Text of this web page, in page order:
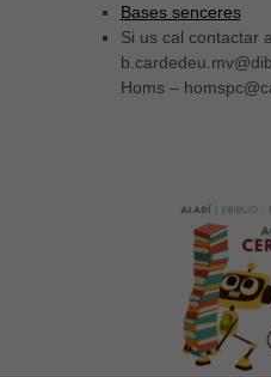
Bases senceres
Si us cal contactar
Homs –